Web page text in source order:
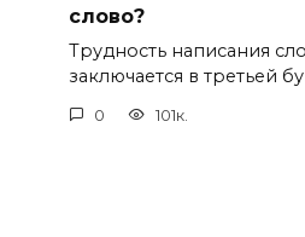
слово?
Трудность написания
заключается в третьей
0 101к.